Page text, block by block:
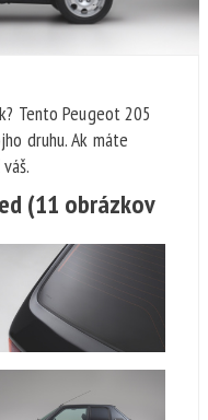
Tento Peugeot 205
druhu. Ak máte
(11 obrázkov